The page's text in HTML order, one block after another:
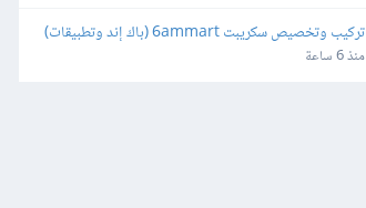
ورفعه على السيرفر والمتجر
منذ 6 ساعة